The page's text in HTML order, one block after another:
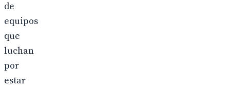
de
equipos
que
luchan
por
estar